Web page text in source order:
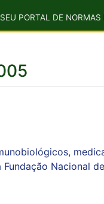
SEU PORTAL DE
Nacional